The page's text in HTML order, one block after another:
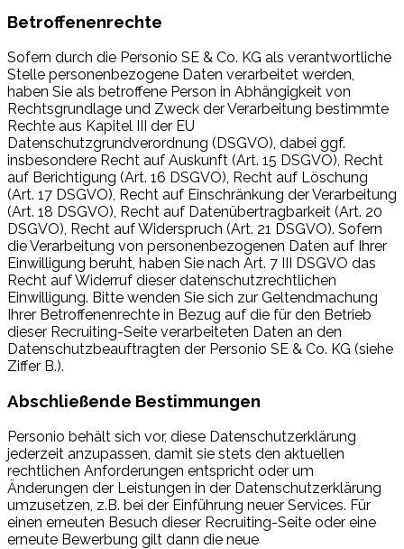
Betroffenenrechte
Sofern durch die Personio SE & Co. KG als verantwortliche
Stelle personenbezogene Daten verarbeitet werden,
haben Sie als betroffene Person in Abhängigkeit von
Rechtsgrundlage und Zweck der Verarbeitung bestimmte
Rechte aus Kapitel III der EU
Datenschutzgrundverordnung (DSGVO), dabei ggf.
insbesondere Recht auf Auskunft (Art. 15 DSGVO), Recht
auf Berichtigung (Art. 16 DSGVO), Recht auf Löschung
(Art. 17 DSGVO), Recht auf Einschränkung der Verarbeitung
(Art. 18 DSGVO), Recht auf Datenübertragbarkeit (Art. 20
DSGVO), Recht auf Widerspruch (Art. 21 DSGVO). Sofern
die Verarbeitung von personenbezogenen Daten auf Ihrer
Einwilligung beruht, haben Sie nach Art. 7 III DSGVO das
Recht auf Widerruf dieser datenschutzrechtlichen
Einwilligung. Bitte wenden Sie sich zur Geltendmachung
Ihrer Betroffenenrechte in Bezug auf die für den Betrieb
dieser Recruiting-Seite verarbeiteten Daten an den
Datenschutzbeauftragten der Personio SE & Co. KG (siehe
Ziffer B.).
Abschließende Bestimmungen
Personio behält sich vor, diese Datenschutzerklärung
jederzeit anzupassen, damit sie stets den aktuellen
rechtlichen Anforderungen entspricht oder um
Änderungen der Leistungen in der Datenschutzerklärung
umzusetzen, z.B. bei der Einführung neuer Services. Für
einen erneuten Besuch dieser Recruiting-Seite oder eine
erneute Bewerbung gilt dann die neue